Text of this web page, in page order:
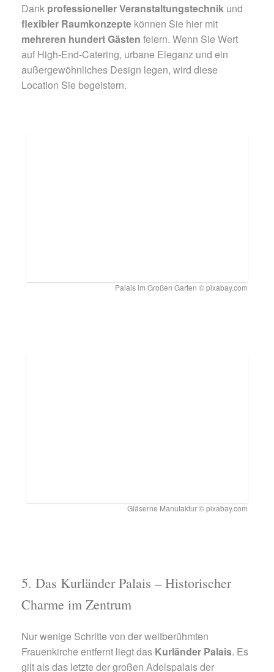
Dank professioneller Veranstaltungstechnik und
flexibler Raumkonzepte können Sie hier mit
mehreren hundert Gästen feiern. Wenn Sie Wert
auf High-End-Catering, urbane Eleganz und ein
außergewöhnliches Design legen, wird diese
Location Sie begeistern.
Palais im Großen Garten © pixabay.com
Gläserne Manufaktur © pixabay.com
5. Das Kurländer Palais – Historischer
Charme im Zentrum
Nur wenige Schritte von der weltberühmten
Frauenkirche entfernt liegt das Kurländer Palais. Es
gilt als das letzte der großen Adelspalais der